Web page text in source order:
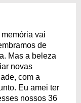
vai
de
Mas a beleza
novas
com a
Eu amei ter
nossos 36